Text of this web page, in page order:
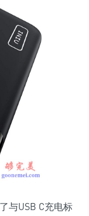
与USB C充电标